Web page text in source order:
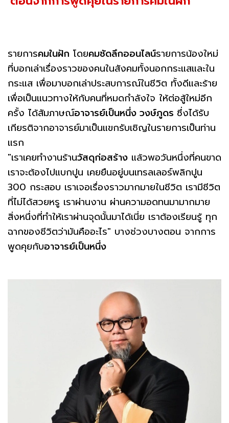
รายการคมในฝัก โดยคมชัดลึกออนไลน์รายการน้องใหม่
ที่บอกเล่าเรื่องราวของคนในสังคมทั้งนอกกระแสและใน
กระแส เพื่อมาบอกเล่าประสบการณ์ในชีวิต ทั้งดีและร้าย
เพื่อเป็นแนวทางให้กับคนที่หมดกำลังใจ ให้ต่อสู้ใหม่อีก
ครั้ง ได้สัมภาษณ์อาจารย์เป็นหนึ่ง วงษ์ภูดร ซึ่งได้รับ
เกียรติจากอาจารย์มาเป็นแขกรับเชิญในรายการเป็นท่าน
แรก
"เราเคยทำงานร้านวัสดุก่อสร้าง แล้วพอวันหนึ่งที่คนขาด
เราจะต้องไปแบกปูน เคยยืนอยู่บนเทรลเลอร์พลิกปูน
300 กระสอบ เราเจอเรื่องราวมากมายในชีวิต เรามีชีวิต
ที่ไม่ได้สวยหรู เราผ่านงาน ผ่านความอดทนมามากมาย
สิ่งหนึ่งที่ทำให้เราผ่านจุดนั้นมาได้เนี่ย เราต้องเรียนรู้ ทุก
ฉากของชีวิตว่ามันคืออะไร" บางช่วงบางตอน จากการ
พูดคุยกับอาจารย์เป็นหนึ่ง